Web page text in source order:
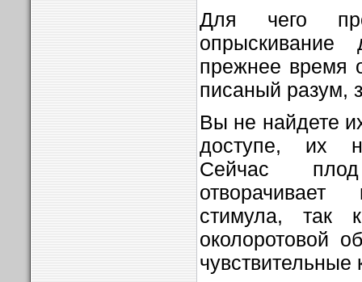
Для чего
прежнее время
писаный разум,
Вы не найдете
доступе, их
Сейчас
стимула, так
околоротовой